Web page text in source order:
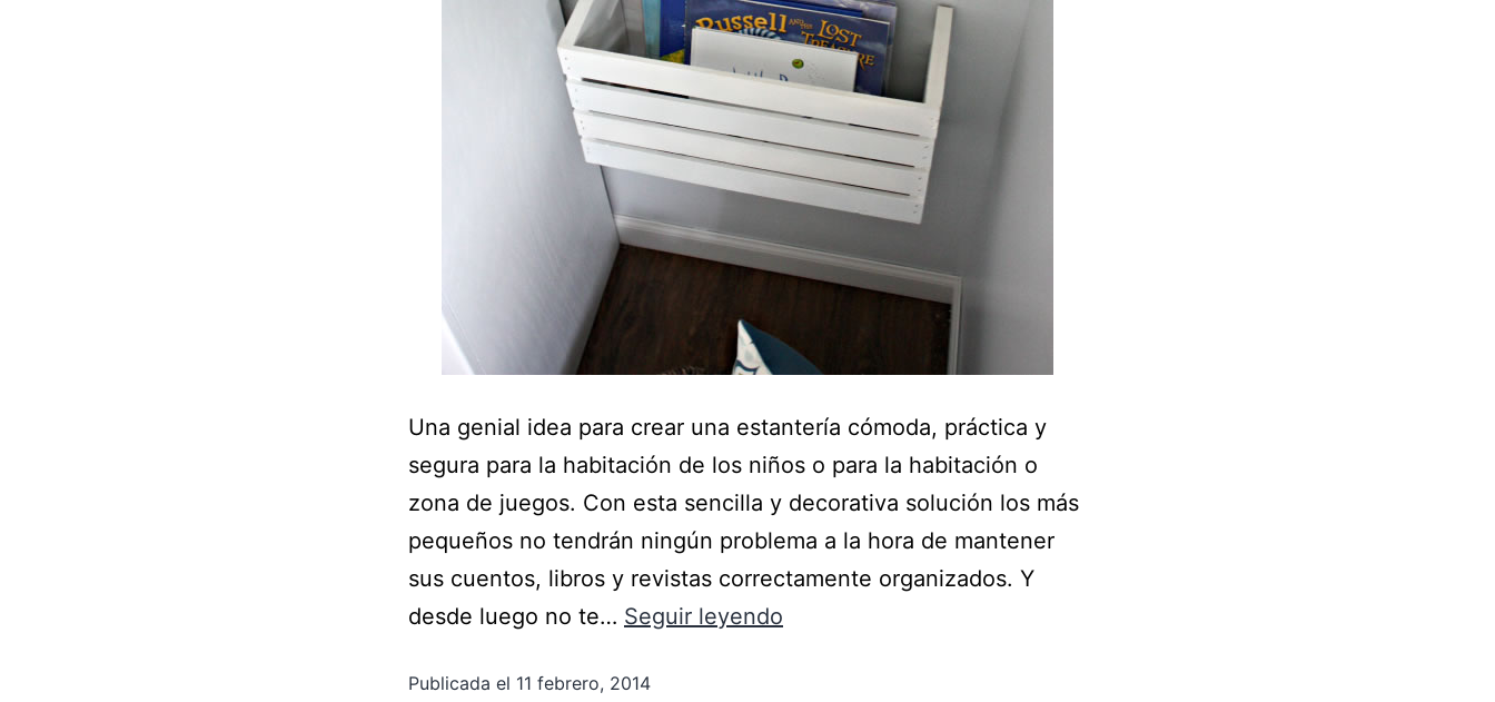
Una genial idea para crear una estantería cómoda, práctica y
segura para la habitación de los niños o para la habitación o
zona de juegos. Con esta sencilla y decorativa solución los más
pequeños no tendrán ningún problema a la hora de mantener
sus cuentos, libros y revistas correctamente organizados. Y
desde luego no te… Seguir leyendo
Publicada el 11 febrero, 2014